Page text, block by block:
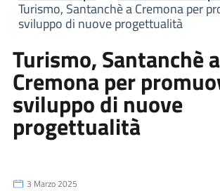
Turismo, Santanchè a Cremona per
sviluppo di nuove progettualità
Turismo, Santanchè a
Cremona per
sviluppo di nuove
progettualità
3 Marzo 2025